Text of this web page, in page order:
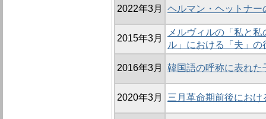
2022年3月 ヘルマン・ヘットナ
2015年3月
メルヴィルの「私と
ル」における「夫」の
2016年3月 韓国語の呼称に表れた
2020年3月 三月革命期前後にお